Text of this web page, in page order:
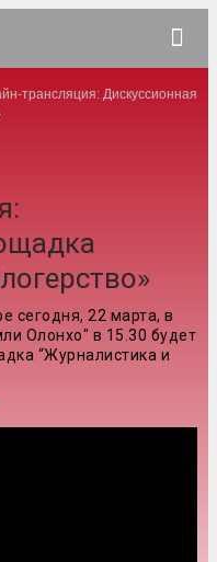
трансляция: Дискуссионная
сегодня, 22 марта, в
Олонхо" в 15.30 будет
“Журналистика и